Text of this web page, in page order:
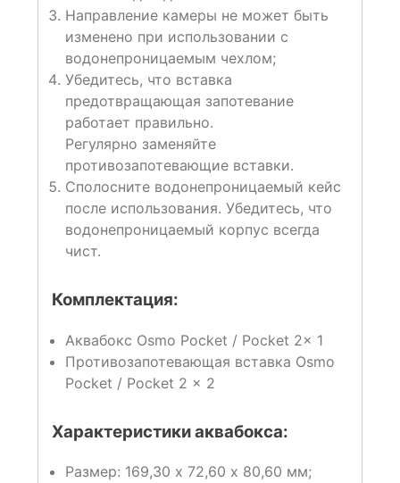
Направление камеры не может быть
изменено при использовании с
водонепроницаемым чехлом;
Убедитесь, что вставка
предотвращающая запотевание
работает правильно.
Регулярно заменяйте
противозапотевающие вставки.
Сполосните водонепроницаемый кейс
после использования. Убедитесь, что
водонепроницаемый корпус всегда
чист.
Комплектация:
Аквабокс Osmo Pocket / Pocket 2× 1
Противозапотевающая вставка Osmo
Pocket / Pocket 2 × 2
Характеристики аквабокса:
Размер: 169,30 х 72,60 х 80,60 мм;